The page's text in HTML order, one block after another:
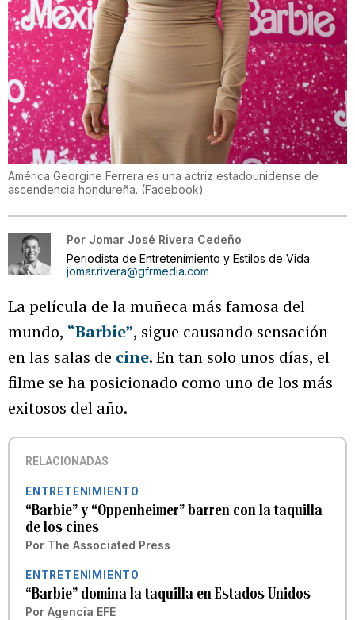
América Georgine Ferrera ​es una actriz estadounidense de
ascendencia hondureña. (Facebook)
Por Jomar José Rivera Cedeño
Periodista de Entretenimiento y Estilos de Vida
jomar.rivera@gfrmedia.com
La película de la muñeca más famosa del
mundo, “Barbie”, sigue causando sensación
en las salas de cine. En tan solo unos días, el
filme se ha posicionado como uno de los más
exitosos del año.
RELACIONADAS
ENTRETENIMIENTO
“Barbie” y “Oppenheimer” barren con la taquilla
de los cines
Por The Associated Press
ENTRETENIMIENTO
“Barbie” domina la taquilla en Estados Unidos
Por Agencia EFE